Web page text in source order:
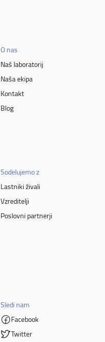
O nas
Naš laboratorij
Naša ekipa
Kontakt
Blog
Sodelujemo z
Lastniki živali
Vzreditelji
Poslovni partnerji
Sledi nam
Facebook
Twitter